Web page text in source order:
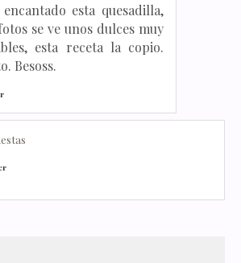
esta quesadilla,
se ve unos dulces muy
esta receta la copio.
Besoss.